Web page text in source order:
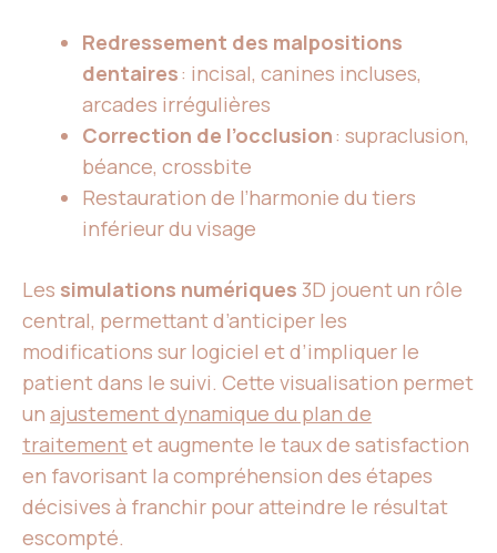
Redressement des malpositions
dentaires: incisal, canines incluses,
arcades irrégulières
Correction de l’occlusion: supraclusion,
béance, crossbite
Restauration de l’harmonie du tiers
inférieur du visage
Les simulations numériques 3D jouent un rôle
central, permettant d’anticiper les
modifications sur logiciel et d’impliquer le
patient dans le suivi. Cette visualisation permet
un ajustement dynamique du plan de
traitementet augmente le taux de satisfaction
en favorisant la compréhension des étapes
décisives à franchir pour atteindre le résultat
escompté.